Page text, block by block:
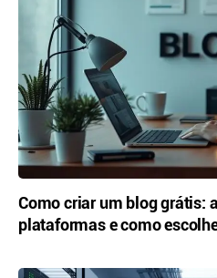
Como criar um blog grátis:
plataformas e como